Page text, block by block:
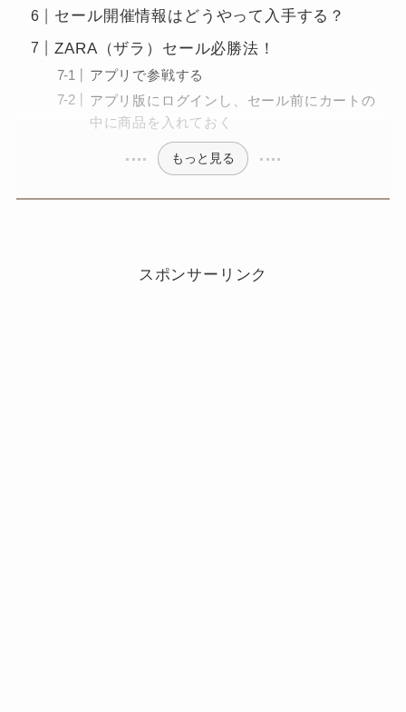
セール開催情報はどうやって入手する？
ZARA（ザラ）セール必勝法！
アプリで参戦する
アプリ版にログインし、セール前にカートの
中に商品を入れておく
もっと見る
スポンサーリンク